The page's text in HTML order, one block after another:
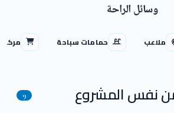
وسائل الراحة
ملاعب حمامات سباحة مركز
نفس المشروع 9